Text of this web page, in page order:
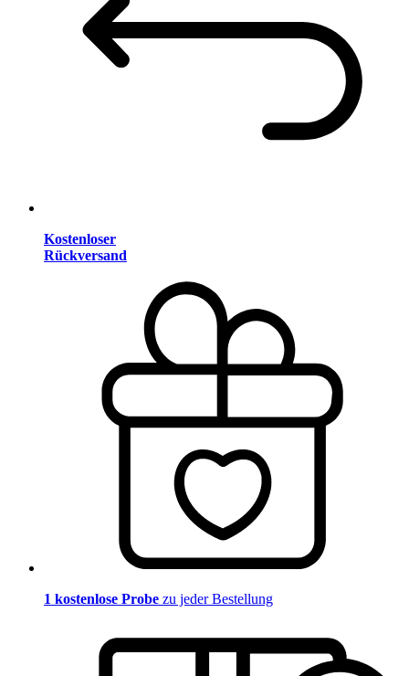
Kostenloser
Rückversand
1 kostenlose Probe zu jeder Bestellung